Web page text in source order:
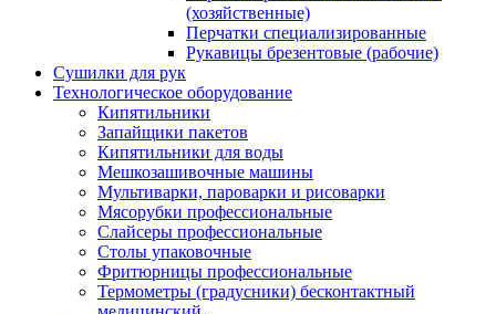
(хозяйственные)
Перчатки специализированные
Рукавицы брезентовые (рабочие)
Сушилки для рук
Технологическое оборудование
Кипятильники
Запайщики пакетов
Кипятильники для воды
Мешкозашивочные машины
Мультиварки, пароварки и рисоварки
Мясорубки профессиональные
Слайсеры профессиональные
Столы упаковочные
Фритюрницы профессиональные
Термометры (градусники) бесконтактный